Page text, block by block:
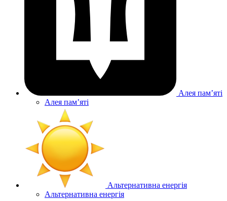
Алея памʼяті
Алея памʼяті
Альтернативна енергія
Альтернативна енергія